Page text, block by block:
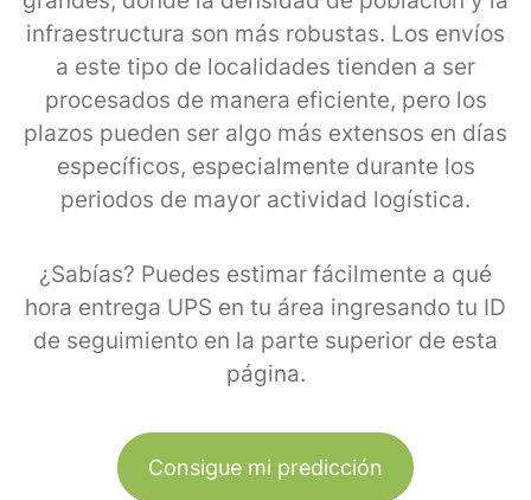
infraestructura son más robustas. Los envíos
a este tipo de localidades tienden a ser
procesados de manera eficiente, pero los
plazos pueden ser algo más extensos en días
específicos, especialmente durante los
periodos de mayor actividad logística.
¿Sabías? Puedes estimar fácilmente a qué
hora entrega UPS en tu área ingresando tu ID
de seguimiento en la parte superior de esta
página.
Consigue mi predicción